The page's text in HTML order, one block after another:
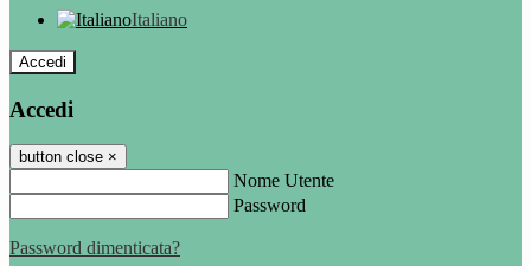
Italiano
Accedi
Accedi
button close ×
Nome Utente
Password
Password dimenticata?